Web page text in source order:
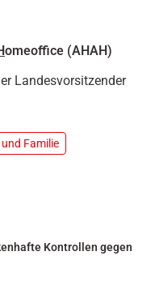
omeoffice (AHAH)
Landesvorsitzender
Familie
Kontrollen gegen